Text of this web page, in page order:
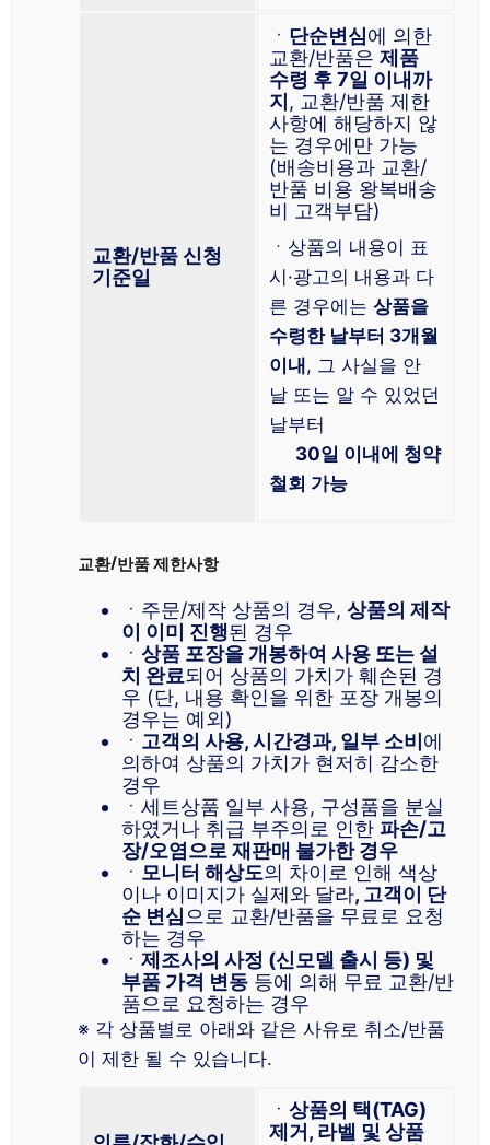
교환/반품 신청
기준일
ㆍ 단순변심에 의한
교환/반품은 제품
수령 후 7일 이내까
지, 교환/반품 제한
사항에 해당하지 않
는 경우에만 가능
(배송비용과 교환/
반품 비용 왕복배송
비 고객부담)
ㆍ상품의 내용이 표
시·광고의 내용과 다
른 경우에는 상품을
수령한 날부터 3개월
이내, 그 사실을 안
날 또는 알 수 있었던
날부터
30일 이내에 청약
철회 가능
교환/반품 제한사항
ㆍ주문/제작 상품의 경우, 상품의 제작
이 이미 진행된 경우
ㆍ 상품 포장을 개봉하여 사용 또는 설
치 완료되어 상품의 가치가 훼손된 경
우 (단, 내용 확인을 위한 포장 개봉의
경우는 예외)
ㆍ 고객의 사용, 시간경과, 일부 소비에
의하여 상품의 가치가 현저히 감소한
경우
ㆍ세트상품 일부 사용, 구성품을 분실
하였거나 취급 부주의로 인한 파손/고
장/오염으로 재판매 불가한 경우
ㆍ 모니터 해상도의 차이로 인해 색상
이나 이미지가 실제와 달라, 고객이 단
순 변심 으로 교환/반품을 무료로 요청
하는 경우
ㆍ 제조사의 사정 (신모델 출시 등) 및
부품 가격 변동 등에 의해 무료 교환/반
품으로 요청하는 경우
※ 각 상품별로 아래와 같은 사유로 취소/반품
이 제한 될 수 있습니다.
ㆍ 상품의 택(TAG)
제거, 라벨 및 상품